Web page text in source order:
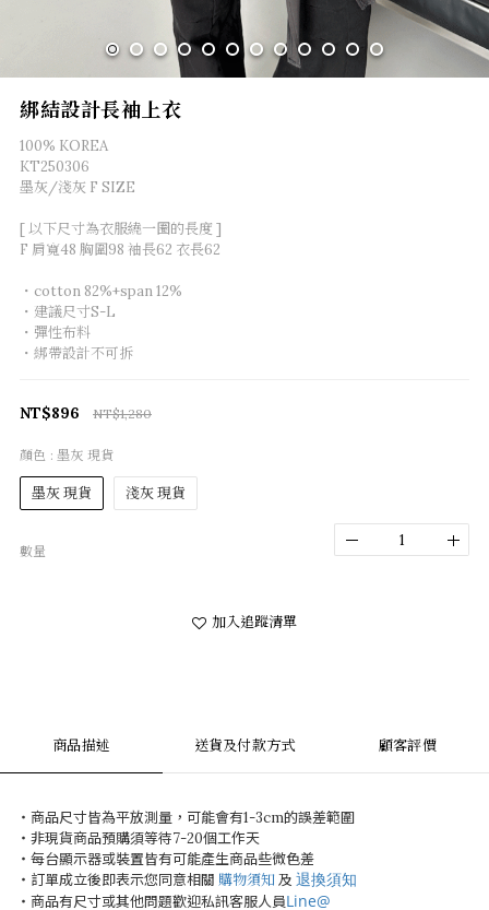
綁結設計長袖上衣
100% KOREA
KT250306
墨灰/淺灰 F SIZE
[ 以下尺寸為衣服繞一圈的長度 ]
F 肩寬48 胸圍98 袖長62 衣長62
・cotton 82%+span 12%
・建議尺寸S-L
・彈性布料
・綁帶設計不可拆
NT$1,280
NT$896
顏色 : 墨灰 現貨
墨灰 現貨 淺灰 現貨
數量
加入追蹤清單
商品描述 送貨及付款方式 顧客評價
・商品尺寸皆為平放測量，可能會有1-3cm的誤差範圍
・非現貨商品預購須等待7-20個工作天
・每台顯示器或裝置皆有可能產生商品些微色差
・訂單成立後即表示您同意相關 購物須知及 退換須知
・商品有尺寸或其他問題歡迎私訊客服人員Line@